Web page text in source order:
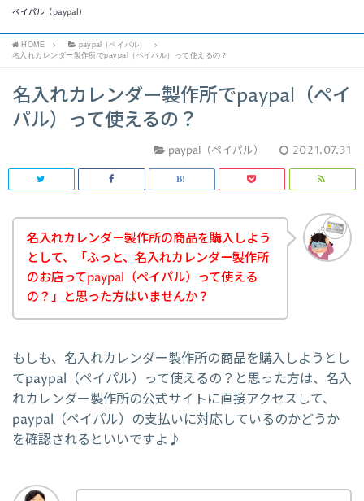
ペイパル（paypal）
HOME
paypal（ペイパル）
名入れカレンダー製作所でpaypal（ペイパル）って使えるの？
名入れカレンダー製作所でpaypal（ペイ
パル）って使えるの？
paypal（ペイパル） 2021.07.31
名入れカレンダー製作所の商品を購入しよう
として、「ふっと、名入れカレンダー製作所
のお店ってpaypal（ペイパル）って使える
の？」と思った方はいませんか？
もしも、名入れカレンダー製作所の商品を購入しようとし
てpaypal（ペイパル）って使えるの？と思った方は、名入
れカレンダー製作所の公式サイトに直接アクセスして、
paypal（ペイパル）の支払いに対応しているのかどうか
を確認されるといいですよ♪